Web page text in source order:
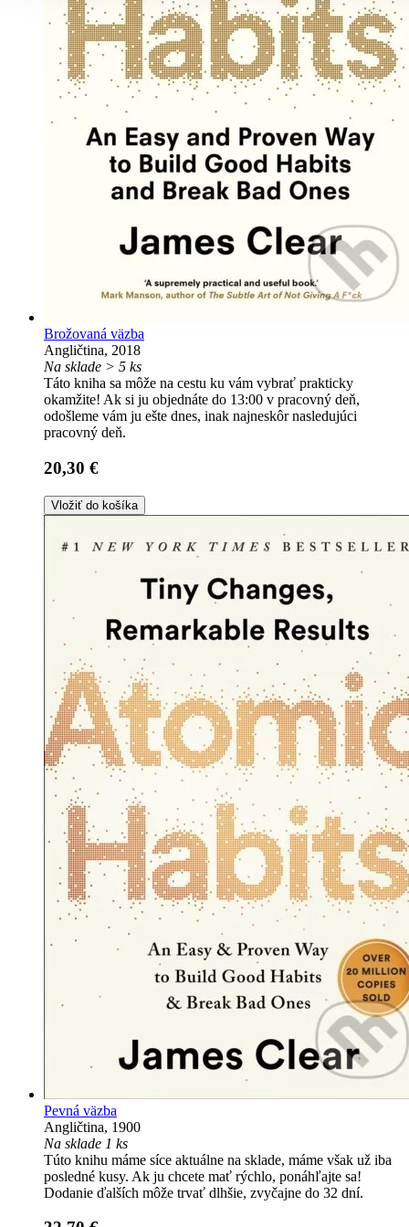
Brožovaná väzba
Angličtina, 2018
Na sklade > 5 ks
Táto kniha sa môže na cestu ku vám vybrať prakticky
okamžite! Ak si ju objednáte do 13:00 v pracovný deň,
odošleme vám ju ešte dnes, inak najneskôr nasledujúci
pracovný deň.
20,30 €
Vložiť do košíka
Pevná väzba
Angličtina, 1900
Na sklade 1 ks
Túto knihu máme síce aktuálne na sklade, máme však už iba
posledné kusy. Ak ju chcete mať rýchlo, ponáhľajte sa!
Dodanie ďalších môže trvať dlhšie, zvyčajne do 32 dní.